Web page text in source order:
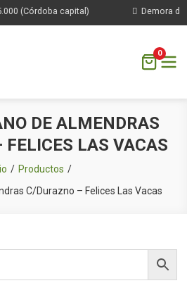
(Córdoba capital) Demora de
0
DE ALMENDRAS
FELICES LAS VACAS
Productos
C/Durazno – Felices Las Vacas